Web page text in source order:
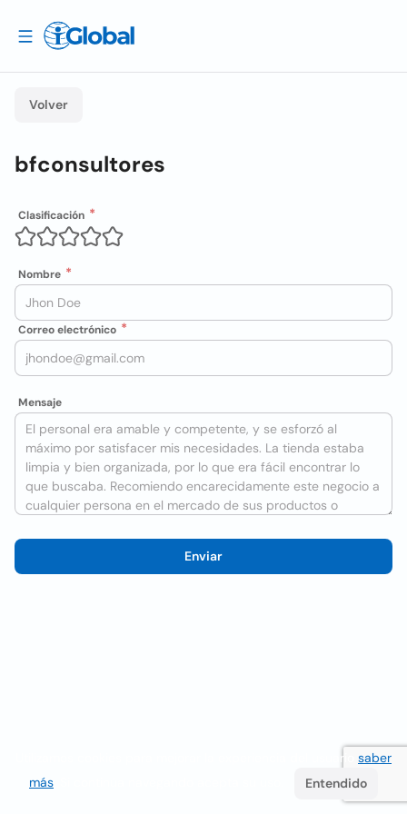
Volver
bfconsultores
Clasificación
Nombre
Correo electrónico
Mensaje
Enviar
Utilizamos cookies para mejorar la experiencia del usuario saber
más
Entendido